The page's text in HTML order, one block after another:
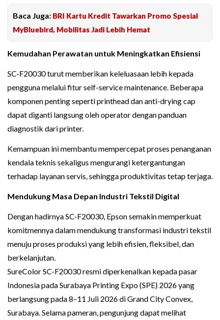
Baca Juga: BRI Kartu Kredit Tawarkan Promo Spesial
MyBluebird, Mobilitas Jadi Lebih Hemat
Kemudahan Perawatan untuk Meningkatkan Efisiensi
SC-F20030 turut memberikan keleluasaan lebih kepada
pengguna melalui fitur self-service maintenance. Beberapa
komponen penting seperti printhead dan anti-drying cap
dapat diganti langsung oleh operator dengan panduan
diagnostik dari printer.
Kemampuan ini membantu mempercepat proses penanganan
kendala teknis sekaligus mengurangi ketergantungan
terhadap layanan servis, sehingga produktivitas tetap terjaga.
Mendukung Masa Depan Industri Tekstil Digital
Dengan hadirnya SC-F20030, Epson semakin memperkuat
komitmennya dalam mendukung transformasi industri tekstil
menuju proses produksi yang lebih efisien, fleksibel, dan
berkelanjutan.
SureColor SC-F20030 resmi diperkenalkan kepada pasar
Indonesia pada Surabaya Printing Expo (SPE) 2026 yang
berlangsung pada 8–11 Juli 2026 di Grand City Convex,
Surabaya. Selama pameran, pengunjung dapat melihat